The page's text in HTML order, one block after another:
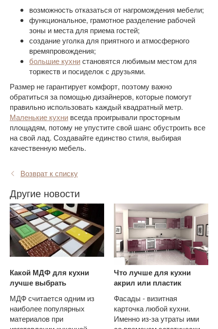
возможность отказаться от нагромождения мебели;
функциональное, грамотное разделение рабочей
зоны и места для приема гостей;
создание уголка для приятного и атмосферного
времяпровождения;
большие кухнистановятся любимым местом для
торжеств и посиделок с друзьями.
Размер не гарантирует комфорт, поэтому важно
обратиться за помощью дизайнеров, которые помогут
правильно использовать каждый квадратный метр.
Маленькие кухни всегда проигрывали просторным
площадям, потому не упустите свой шанс обустроить все
на свой лад. Создавайте единство стиля, выбирая
качественную мебель.
Возврат к списку
Другие новости
Какой МДФ для кухни
лучше выбрать
МДФ считается одним из
наиболее популярных
материалов при
Что лучше для кухни
акрил или пластик
Фасады - визитная
карточка любой кухни.
Именно из-за утраты ими